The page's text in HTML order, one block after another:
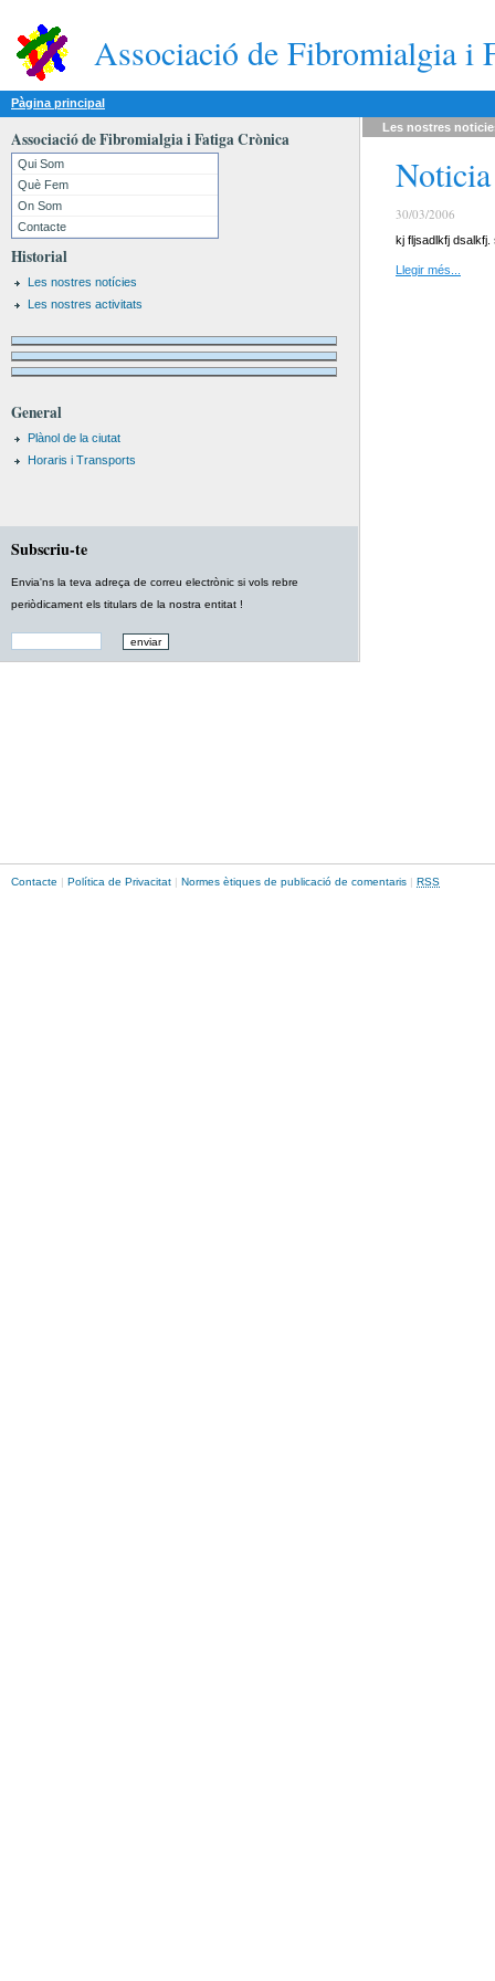
Associació de Fibromialgia i
Pàgina principal
Associació de Fibromialgia i Fatiga Crònica
Qui Som
Què Fem
On Som
Contacte
Historial
Les nostres notícies
Les nostres activitats
General
Plànol de la ciutat
Horaris i Transports
Subscriu-te
Envia'ns la teva adreça de correu electrònic si vols rebre
periòdicament els titulars de la nostra entitat !
Les nostres
30/03/2006
kj fljsadlkfj
Llegir més...
Contacte | Política de Privacitat | Normes ètiques de publicació de comentaris | RSS